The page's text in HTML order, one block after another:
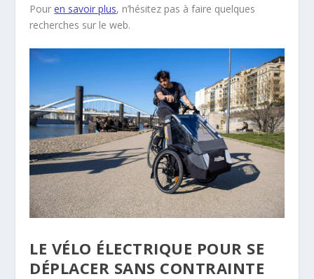
Pouren savoir plus, n’hésitez pas à faire quelques
recherches sur le web.
LE VÉLO ÉLECTRIQUE POUR SE
DÉPLACER SANS CONTRAINTE